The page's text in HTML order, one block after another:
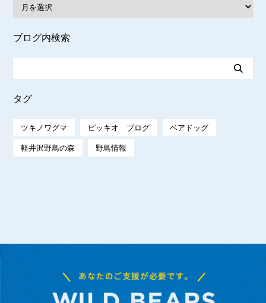
ブログ内検索
タグ
ツキノワグマ ピッキオ ブログ ベアドッグ
軽井沢野鳥の森 野鳥情報